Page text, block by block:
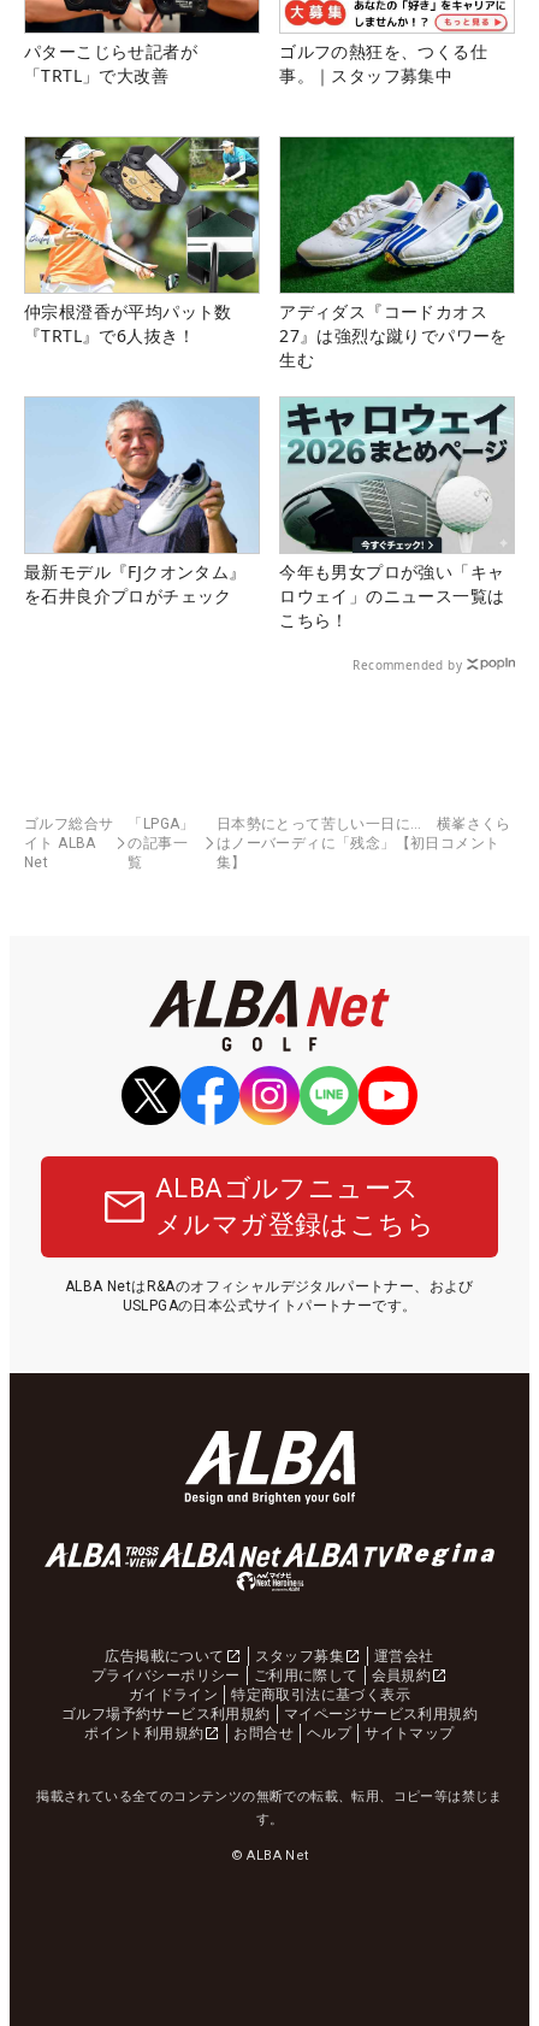
パターこじらせ記者が
「TRTL」で大改善
ゴルフの熱狂を、つくる仕
事。｜スタッフ募集中
仲宗根澄香が平均パット数
『TRTL』で6人抜き！
アディダス『コードカオス
27』は強烈な蹴りでパワーを
生む
最新モデル『FJクオンタム』
を石井良介プロがチェック
今年も男女プロが強い「キャ
ロウェイ」のニュース一覧は
こちら！
Recommended by
ゴルフ総合サ
イト ALBA
Net
「LPGA」
の記事一
覧
日本勢にとって苦しい一日に… 横峯さくら
はノーバーディに「残念」【初日コメント
集】
ALBAゴルフニュース
メルマガ登録はこちら
ALBA NetはR&Aのオフィシャルデジタルパートナー、および
USLPGAの日本公式サイトパートナーです。
広告掲載について スタッフ募集
運営会社
プライバシーポリシー
ご利用に際して
会員規約
ガイドライン
特定商取引法に基づく表示
ゴルフ場予約サービス利用規約
マイページサービス利用規約
ポイント利用規約
お問合せ ヘルプ サイトマップ
掲載されている全てのコンテンツの無断での転載、転用、コピー等は禁じま
す。
© ALBA Net